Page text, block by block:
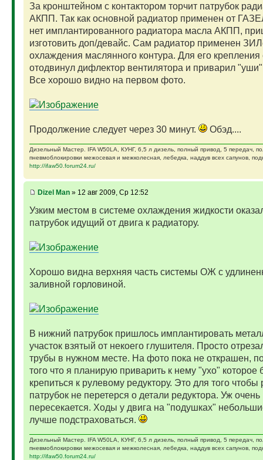
За кронштейном с контактором торчит патрубок
АКПП. Так как основной радиатор применен от
нет имплантированного радиатора масла АКПП,
изготовить доп/девайс. Сам радиатор применен
охлаждения маслянного контура. Для его крепления
отодвинул дифлектор вентилятора и приварил
Все хорошо видно на первом фото.
Продолжение следует через 30 минут. Обэд....
Дизельный Мастер. IFA W50LA, КУНГ, 6,5 л дизель, полный привод, 5 передач,
пневмоблокировки межосевая и межколесная, лебедка, наддув всех сапунов,
http://ifaw50.forum24.ru/
Dizel Man» 12 авг 2009, Ср 12:52
Узким местом в системе охлаждения жидкости
патрубок идущий от двига к радиатору.
Хорошо видна верхняя часть системы ОЖ с
заливной горловиной.
В нижний патрубок пришлось имплантировать
участок взятый от некоего глушителя. Просто
трубы в нужном месте. На фото пока не открашен,
того что я планирую приварить к нему "ухо" которое
крепиться к рулевому редуктору. Это для того
патрубок не перетерся о детали редуктора. Уж очень
пересекается. Ходы у двига на "подушках"
лучше подстраховаться.
Дизельный Мастер. IFA W50LA, КУНГ, 6,5 л дизель, полный привод, 5 передач,
пневмоблокировки межосевая и межколесная, лебедка, наддув всех сапунов,
http://ifaw50.forum24.ru/